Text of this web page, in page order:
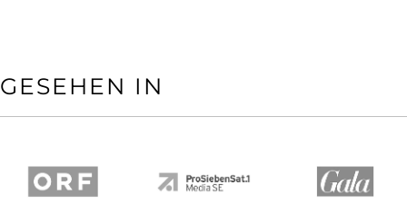
GESEHEN IN